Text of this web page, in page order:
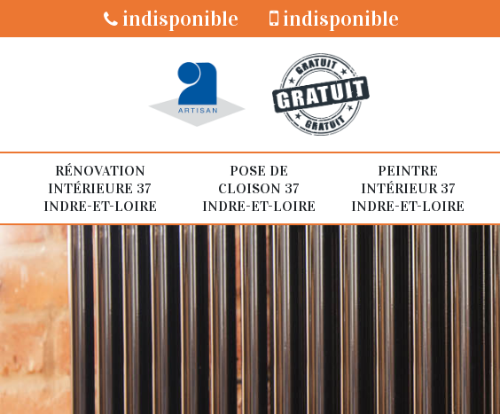
indisponible indisponible
RÉNOVATION
INTÉRIEURE 37
INDRE-ET-LOIRE
POSE DE
CLOISON 37
INDRE-ET-LOIRE
PEINTRE
INTÉRIEUR 37
INDRE-ET-LOIRE